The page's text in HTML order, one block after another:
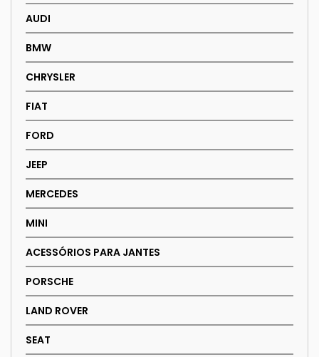
AUDI
BMW
CHRYSLER
FIAT
FORD
JEEP
MERCEDES
MINI
ACESSÓRIOS PARA JANTES
PORSCHE
LAND ROVER
SEAT